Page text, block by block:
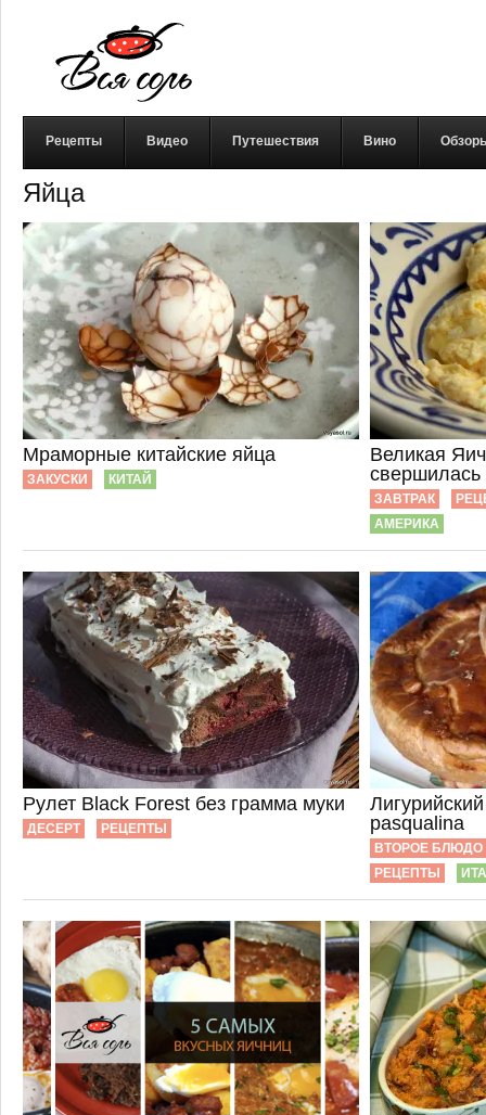
Рецепты Видео Путешествия Вино
Яйца
Мраморные китайские яйца
ЗАКУСКИ КИТАЙ
Великая
свершилась
ЗАВТРАК
АМЕРИКА
Рулет Black Forest без грамма муки
ДЕСЕРТ РЕЦЕПТЫ
pasqualina
ВТОРОЕ БЛЮДО
РЕЦЕПТЫ